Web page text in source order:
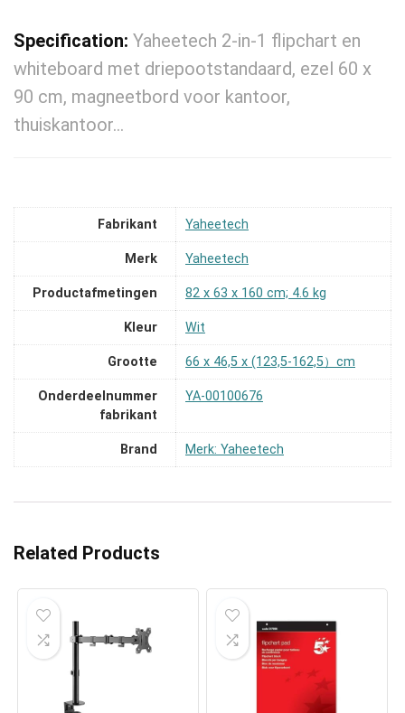
Specification: Yaheetech 2-in-1 flipchart en
whiteboard met driepootstandaard, ezel 60 x
90 cm, magneetbord voor kantoor,
thuiskantoor…
Fabrikant ‎Yaheetech
Merk ‎Yaheetech
Productafmetingen ‎82 x 63 x 160 cm; 4.6 kg
Kleur ‎Wit
Grootte ‎66 x 46,5 x (123,5-162,5）cm
Onderdeelnummer
fabrikant
‎YA-00100676
Brand Merk: Yaheetech
Related Products